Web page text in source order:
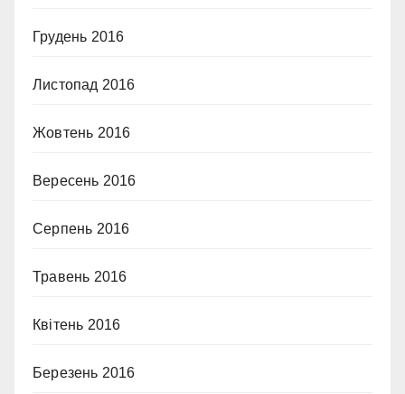
Грудень 2016
Листопад 2016
Жовтень 2016
Вересень 2016
Серпень 2016
Травень 2016
Квітень 2016
Березень 2016